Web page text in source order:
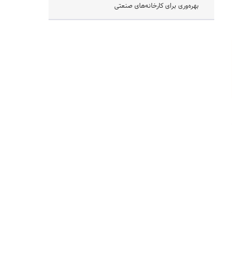
بهره‌وری برای کارخانه‌های صنعتی